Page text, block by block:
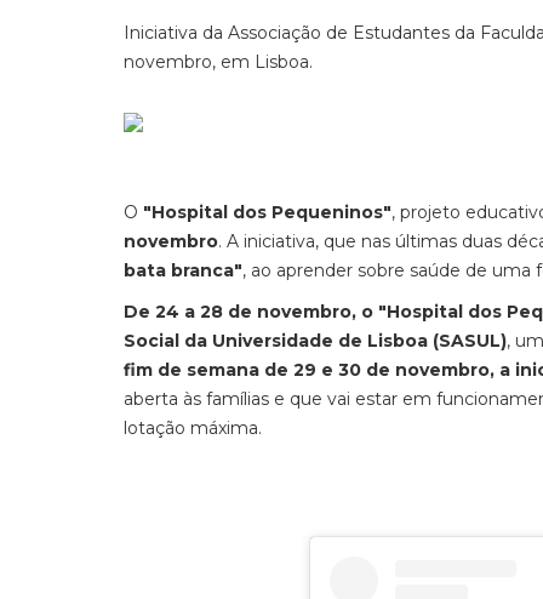
Iniciativa da Associação de Estudantes da
novembro, em Lisboa.
O "Hospital dos Pequeninos", projeto
novembro. A iniciativa, que nas últimas duas
bata branca", ao aprender sobre saúde de uma
De 24 a 28 de novembro, o "Hospital dos
Social da Universidade de Lisboa (SASUL),
fim de semana de 29 e 30 de novembro, a
aberta às famílias e que vai estar em
lotação máxima.